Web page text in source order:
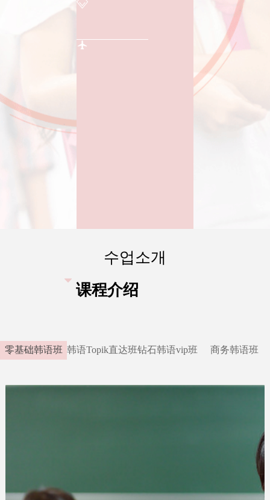
수업소개
课程介绍
뀓
零基础韩语班 韩语Topik直达班钻石韩语vip班 商务韩语班